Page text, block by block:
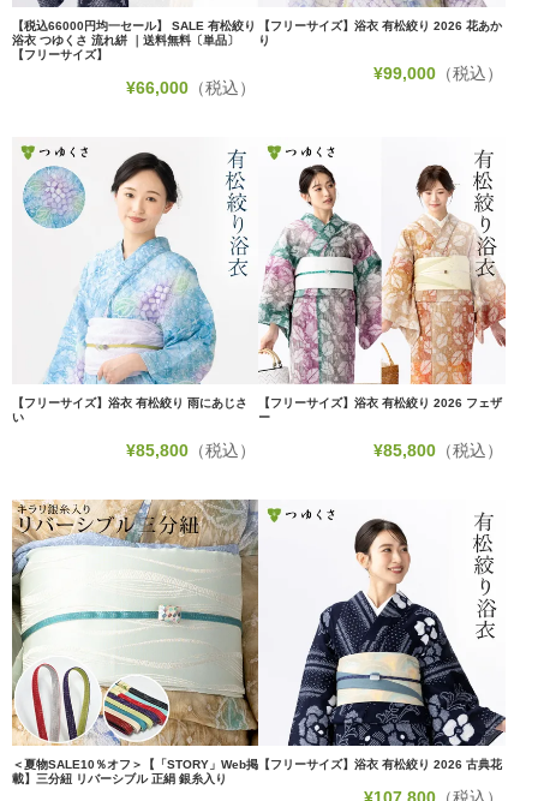
【税込66000円均一セール】 SALE 有松絞り
浴衣 つゆくさ 流れ絣 ｜送料無料〔単品〕
【フリーサイズ】
¥66,000 （税込）
【フリーサイズ】浴衣 有松絞り 2026 花あか
り
¥99,000（税込）
【フリーサイズ】浴衣 有松絞り 雨にあじさ
い
¥85,800 （税込）
【フリーサイズ】浴衣 有松絞り 2026 フェザ
ー
¥85,800（税込）
＜夏物SALE10％オフ＞【「STORY」Web掲
載】三分紐 リバーシブル 正絹 銀糸入り
【フリーサイズ】浴衣 有松絞り 2026 古典花